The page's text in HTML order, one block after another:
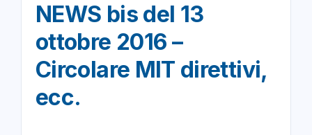
NEWS bis del 13
ottobre 2016 –
Circolare MIT direttivi,
ecc.